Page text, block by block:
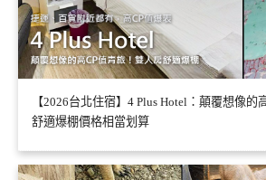
【2026台北住宿】4 Plus Hotel：顛覆想像的
舒適爆棚價格相當划算